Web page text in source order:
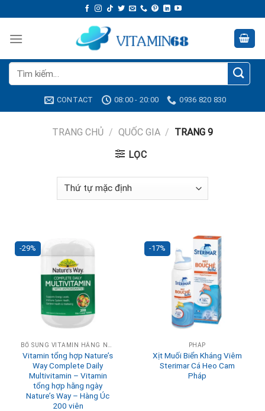
to
content
Tìm
kiếm:
CONTACT 08:00 - 20:00 0936 820 830
TRANG CHỦ / QUỐC GIA / TRANG 9
LỌC
-29%
Vitamin tổng hợp Nature’s
Way Complete Daily
Multivitamin – Vitamin
tổng hợp hằng ngày
Nature’s Way – Hàng Úc
200 viên
-17%
PHÁP
Xịt Muối Biển Kháng Viêm
Sterimar Cá Heo Cam
Pháp